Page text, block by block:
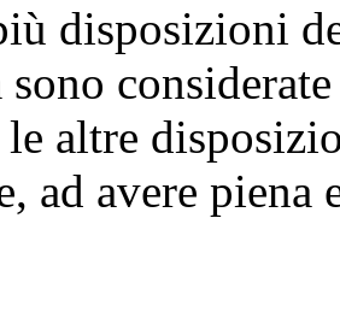
disposizioni
altre
ad avere piena